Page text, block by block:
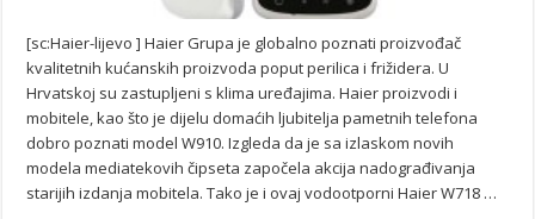
[sc:Haier-lijevo ] Haier Grupa je globalno poznati proizvođač
kvalitetnih kućanskih proizvoda poput perilica i frižidera. U
Hrvatskoj su zastupljeni s klima uređajima. Haier proizvodi i
mobitele, kao što je dijelu domaćih ljubitelja pametnih telefona
dobro poznati model W910. Izgleda da je sa izlaskom novih
modela mediatekovih čipseta započela akcija nadograđivanja
starijih izdanja mobitela. Tako je i ovaj vodootporni Haier W718 …